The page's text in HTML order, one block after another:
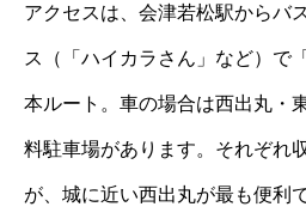
アクセスは、会津若松駅からバ
ス（「ハイカラさん」など）で
本ルート。車の場合は西出丸・
料駐車場があります。それぞれ
が、城に近い西出丸が最も便利